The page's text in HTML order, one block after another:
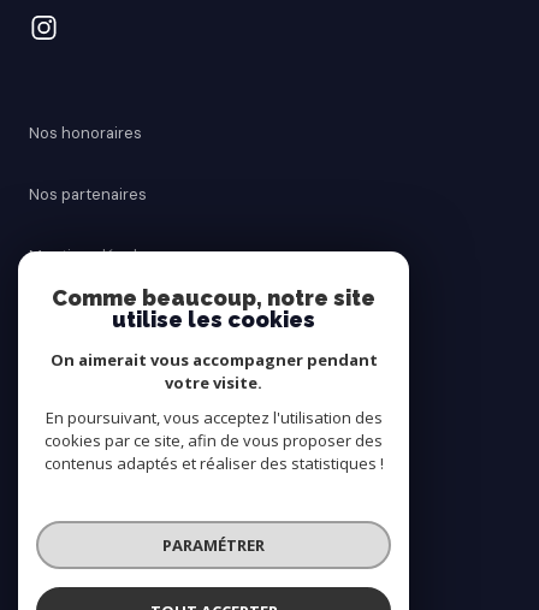
Nos honoraires
Nos partenaires
Mentions légales
Cookies
© 2026 | Tous droits réservés
Réalisé par
Comme beaucoup, notre site
utilise les cookies
On aimerait vous accompagner pendant
votre visite.
En poursuivant, vous acceptez l'utilisation des
cookies par ce site, afin de vous proposer des
contenus adaptés et réaliser des statistiques !
PARAMÉTRER